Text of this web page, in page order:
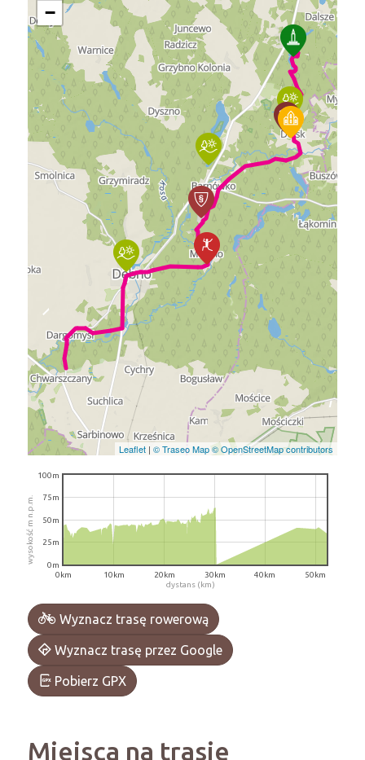
−
Leaflet | © Traseo Map© OpenStreetMap contributors
dystans (km)
wysokość m n.p.m.
0km 10km 20km 30km 40km 50km
0m
25m
50m
75m
100m
Wyznacz trasę rowerową
Wyznacz trasę przez Google
Pobierz GPX
Miejsca na trasie